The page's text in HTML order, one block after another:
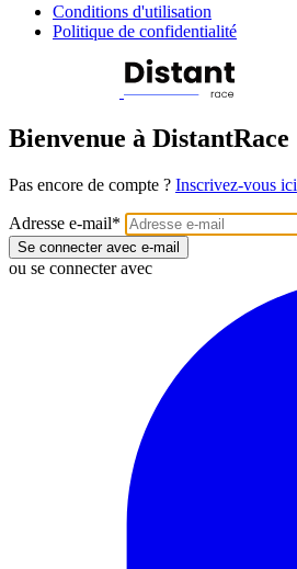
Conditions d'utilisation
Politique de confidentialité
Bienvenue à DistantRace
Pas encore de compte ? Inscrivez-vous ici
Adresse e-mail*
Se connecter avec e-mail
ou se connecter avec